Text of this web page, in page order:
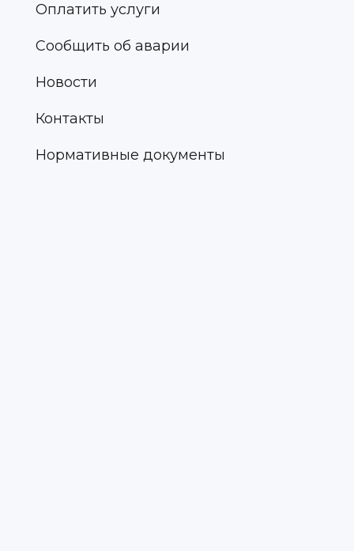
Оплатить услуги
Сообщить об аварии
Новости
Контакты
Нормативные документы